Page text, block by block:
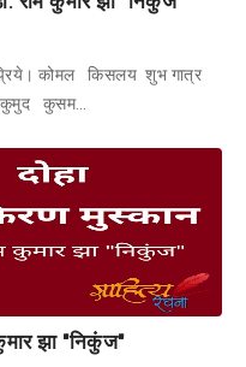
कोमल किसलय शुभ गात्र
कुमुद कुसम…
झा "निकुंज"